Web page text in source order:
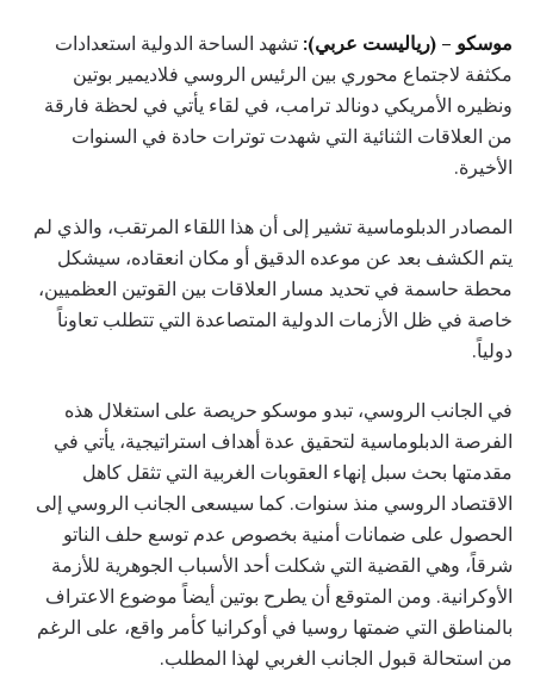
موسكو – (رياليست عربي): تشهد الساحة الدولية استعدادات
مكثفة لاجتماع محوري بين الرئيس الروسي فلاديمير بوتين
ونظيره الأمريكي دونالد ترامب، في لقاء يأتي في لحظة فارقة
من العلاقات الثنائية التي شهدت توترات حادة في السنوات
الأخيرة.
المصادر الدبلوماسية تشير إلى أن هذا اللقاء المرتقب، والذي لم
يتم الكشف بعد عن موعده الدقيق أو مكان انعقاده، سيشكل
محطة حاسمة في تحديد مسار العلاقات بين القوتين العظميين،
خاصة في ظل الأزمات الدولية المتصاعدة التي تتطلب تعاوناً
دولياً.
في الجانب الروسي، تبدو موسكو حريصة على استغلال هذه
الفرصة الدبلوماسية لتحقيق عدة أهداف استراتيجية، يأتي في
مقدمتها بحث سبل إنهاء العقوبات الغربية التي تثقل كاهل
الاقتصاد الروسي منذ سنوات. كما سيسعى الجانب الروسي إلى
الحصول على ضمانات أمنية بخصوص عدم توسع حلف الناتو
شرقاً، وهي القضية التي شكلت أحد الأسباب الجوهرية للأزمة
الأوكرانية. ومن المتوقع أن يطرح بوتين أيضاً موضوع الاعتراف
بالمناطق التي ضمتها روسيا في أوكرانيا كأمر واقع، على الرغم
من استحالة قبول الجانب الغربي لهذا المطلب.